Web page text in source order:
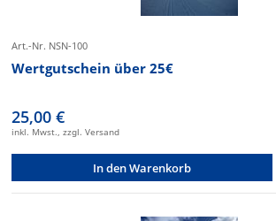
Art.-Nr. NSN-100
Wertgutschein über 25€
25,00 €
inkl. Mwst., zzgl. Versand
In den Warenkorb